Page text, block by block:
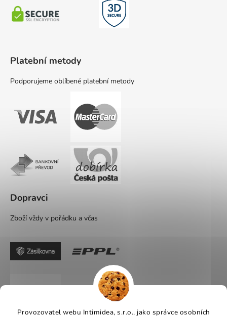
Provozovatel webu Intimidea, s.r.o., jako správce osobních
Platební metody
Podporujeme oblíbené platební metody
Dopravci
Zboží vždy v pořádku a včas